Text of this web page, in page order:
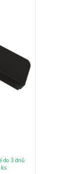
do 3 dnů